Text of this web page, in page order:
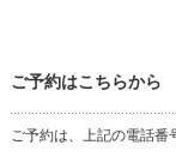
ご予約はこちらから
ご予約は、上記の電話番